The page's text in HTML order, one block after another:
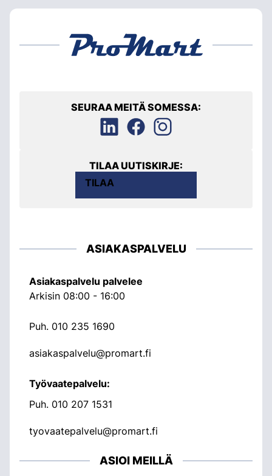
SEURAA MEITÄ SOMESSA:
TILAA UUTISKIRJE:
TILAA
ASIAKASPALVELU
Asiakaspalvelu palvelee
Arkisin 08:00 - 16:00
Puh. 010 235 1690
asiakaspalvelu@promart.fi
Työvaatepalvelu:
Puh. 010 207 1531
tyovaatepalvelu@promart.fi
ASIOI MEILLÄ